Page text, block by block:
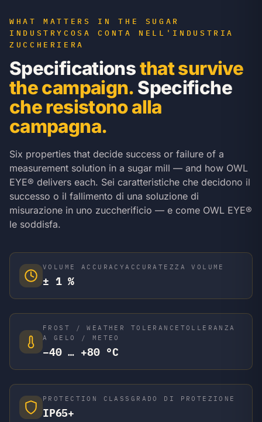
WHAT MATTERS IN THE SUGAR
INDUSTRYCOSA CONTA NELL'INDUSTRIA
ZUCCHERIERA
Specificationsthat survive
the campaign. Specifiche
che resistono alla
campagna.
Six properties that decide success or failure of a
measurement solution in a sugar mill — and how OWL
EYE® delivers each. Sei caratteristiche che decidono il
successo o il fallimento di una soluzione di
misurazione in uno zuccherificio — e come OWL EYE®
le soddisfa.
VOLUME ACCURACYACCURATEZZA VOLUME
± 1 %
FROST / WEATHER TOLERANCE TOLLERANZA
A GELO / METEO
−40 … +80 °C
PROTECTION CLASS GRADO DI PROTEZIONE
IP65+